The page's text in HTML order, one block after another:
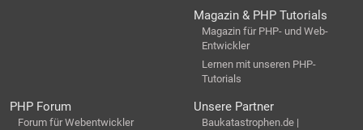
Magazin & PHP Tutorials
Magazin für PHP- und Web-
Entwickler
Lernen mit unseren PHP-
Tutorials
PHP Forum
Forum für Webentwickler
Unsere Partner
Baukatastrophen.de |